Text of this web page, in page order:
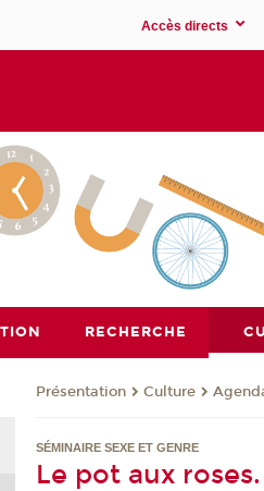
Accès directs
RECHERCHE
Présentation Culture
SÉMINAIRE SEXE ET GENRE
Le pot aux